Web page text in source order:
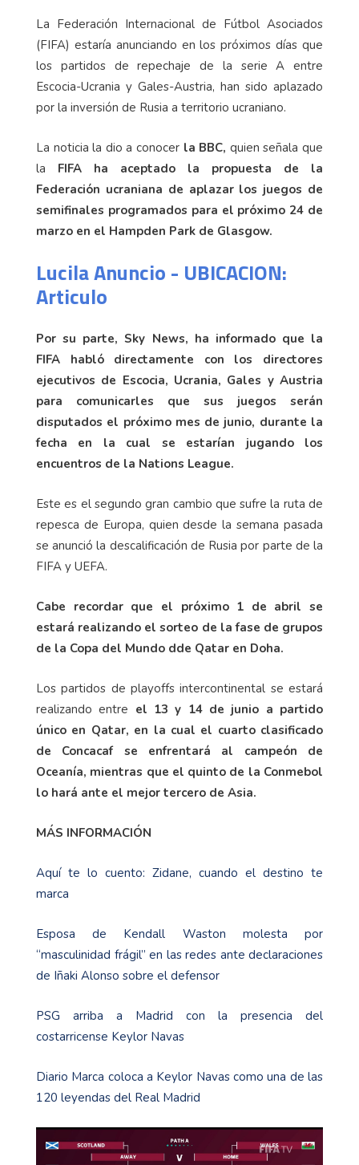
La Federación Internacional de Fútbol Asociados
(FIFA) estaría anunciando en los próximos días que
los partidos de repechaje de la serie A entre
Escocia-Ucrania y Gales-Austria, han sido aplazado
por la inversión de Rusia a territorio ucraniano.
La noticia la dio a conocer la BBC, quien señala que
la FIFA ha aceptado la propuesta de la
Federación ucraniana de aplazar los juegos de
semifinales programados para el próximo 24 de
marzo en el Hampden Park de Glasgow.
Lucila Anuncio - UBICACION:
Articulo
Por su parte, Sky News, ha informado que la
FIFA habló directamente con los directores
ejecutivos de Escocia, Ucrania, Gales y Austria
para comunicarles que sus juegos serán
disputados el próximo mes de junio, durante la
fecha en la cual se estarían jugando los
encuentros de la Nations League.
Este es el segundo gran cambio que sufre la ruta de
repesca de Europa, quien desde la semana pasada
se anunció la descalificación de Rusia por parte de la
FIFA y UEFA.
Cabe recordar que el próximo 1 de abril se
estará realizando el sorteo de la fase de grupos
de la Copa del Mundo dde Qatar en Doha.
Los partidos de playoffs intercontinental se estará
realizando entre el 13 y 14 de junio a partido
único en Qatar, en la cual el cuarto clasificado
de Concacaf se enfrentará al campeón de
Oceanía, mientras que el quinto de la Conmebol
lo hará ante el mejor tercero de Asia.
MÁS INFORMACIÓN
Aquí te lo cuento: Zidane, cuando el destino te
marca
Esposa de Kendall Waston molesta por
“masculinidad frágil” en las redes ante declaraciones
de Iñaki Alonso sobre el defensor
PSG arriba a Madrid con la presencia del
costarricense Keylor Navas
Diario Marca coloca a Keylor Navas como una de las
120 leyendas del Real Madrid